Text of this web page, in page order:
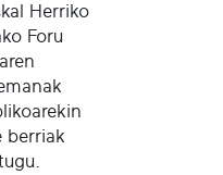
Herriko
Foru
berriak